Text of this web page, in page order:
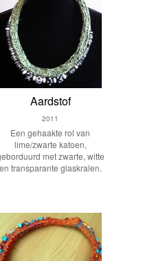
Aardstof
2011
Een gehaakte rol van
lime/zwarte katoen,
met zwarte, witte
transparante glaskralen.